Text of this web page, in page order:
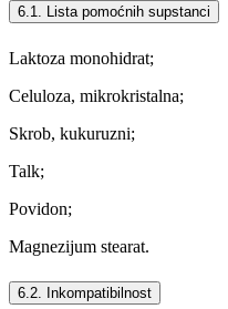
6.1. Lista pomоćnih supstanci
Laktoza monohidrat;
Celuloza, mikrokristalna;
Skrob, kukuruzni;
Talk;
Povidon;
Magnezijum stearat.
6.2. Inkompatibilnost